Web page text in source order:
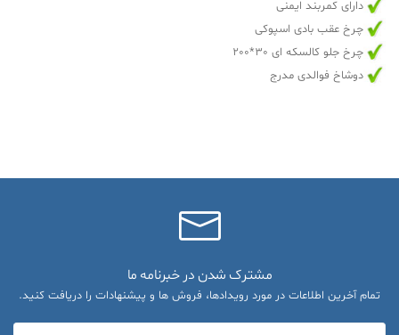
دارای کمربند ایمنی
چرخ عقب بادی اسپوکی
چرخ جلو کالسکه ای 30*200
دوشاخ فوالدی مدرج
مشترک شدن در خبرنامه ما
تمام آخرین اطلاعات در مورد رویدادها، فروش ها و پیشنهادات را دریافت کنید.